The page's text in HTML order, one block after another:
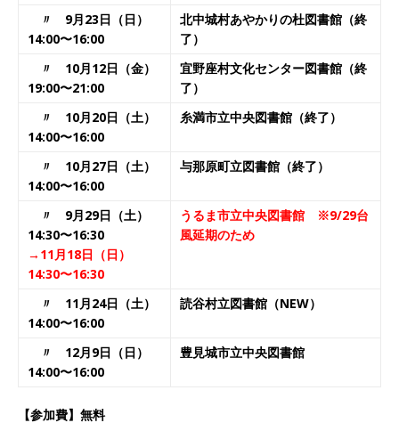
〃 9月23日（日）
14:00〜16:00
北中城村あやかりの杜図書館 （終
了）
〃 10月12日（金）
19:00〜21:00
宜野座村文化センター図書館 （終
了）
〃 10月20日（土）
14:00〜16:00
糸満市立中央図書館（終了）
〃 10月27日（土）
14:00〜16:00
与那原町立図書館（終了）
〃 9月29日（土）
14:30〜16:30
→11月18日（日）
14:30〜16:30
うるま市立中央図書館 ※9/29台
風延期のため
〃 11月24日（土）
14:00〜16:00
読谷村立図書館（NEW）
〃 12月9日（日）
14:00〜16:00
豊見城市立中央図書館
【参加費】無料